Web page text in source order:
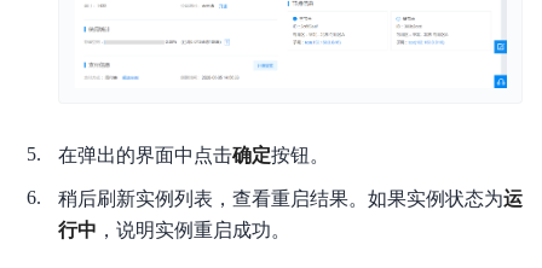
常见问题
在弹出的界面中点击确定按钮。
稍后刷新实例列表，查看重启结果。如果实例状态为运
行中 ，说明实例重启成功。